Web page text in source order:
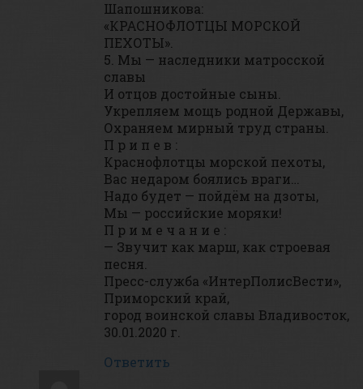
Шапошникова:
«КРАСНОФЛОТЦЫ МОРСКОЙ
ПЕХОТЫ».
5. Мы — наследники матросской
славы
И отцов достойные сыны.
Укрепляем мощь родной Державы,
Охраняем мирный труд страны.
П р и п е в :
Краснофлотцы морской пехоты,
Вас недаром боялись враги…
Надо будет — пойдём на дзоты,
Мы — российские моряки!
П р и м е ч а н и е :
— Звучит как марш, как строевая
песня.
Пресс-служба «ИнтерПолисВести»,
Приморский край,
город воинской славы Владивосток,
30.01.2020 г.
Ответить